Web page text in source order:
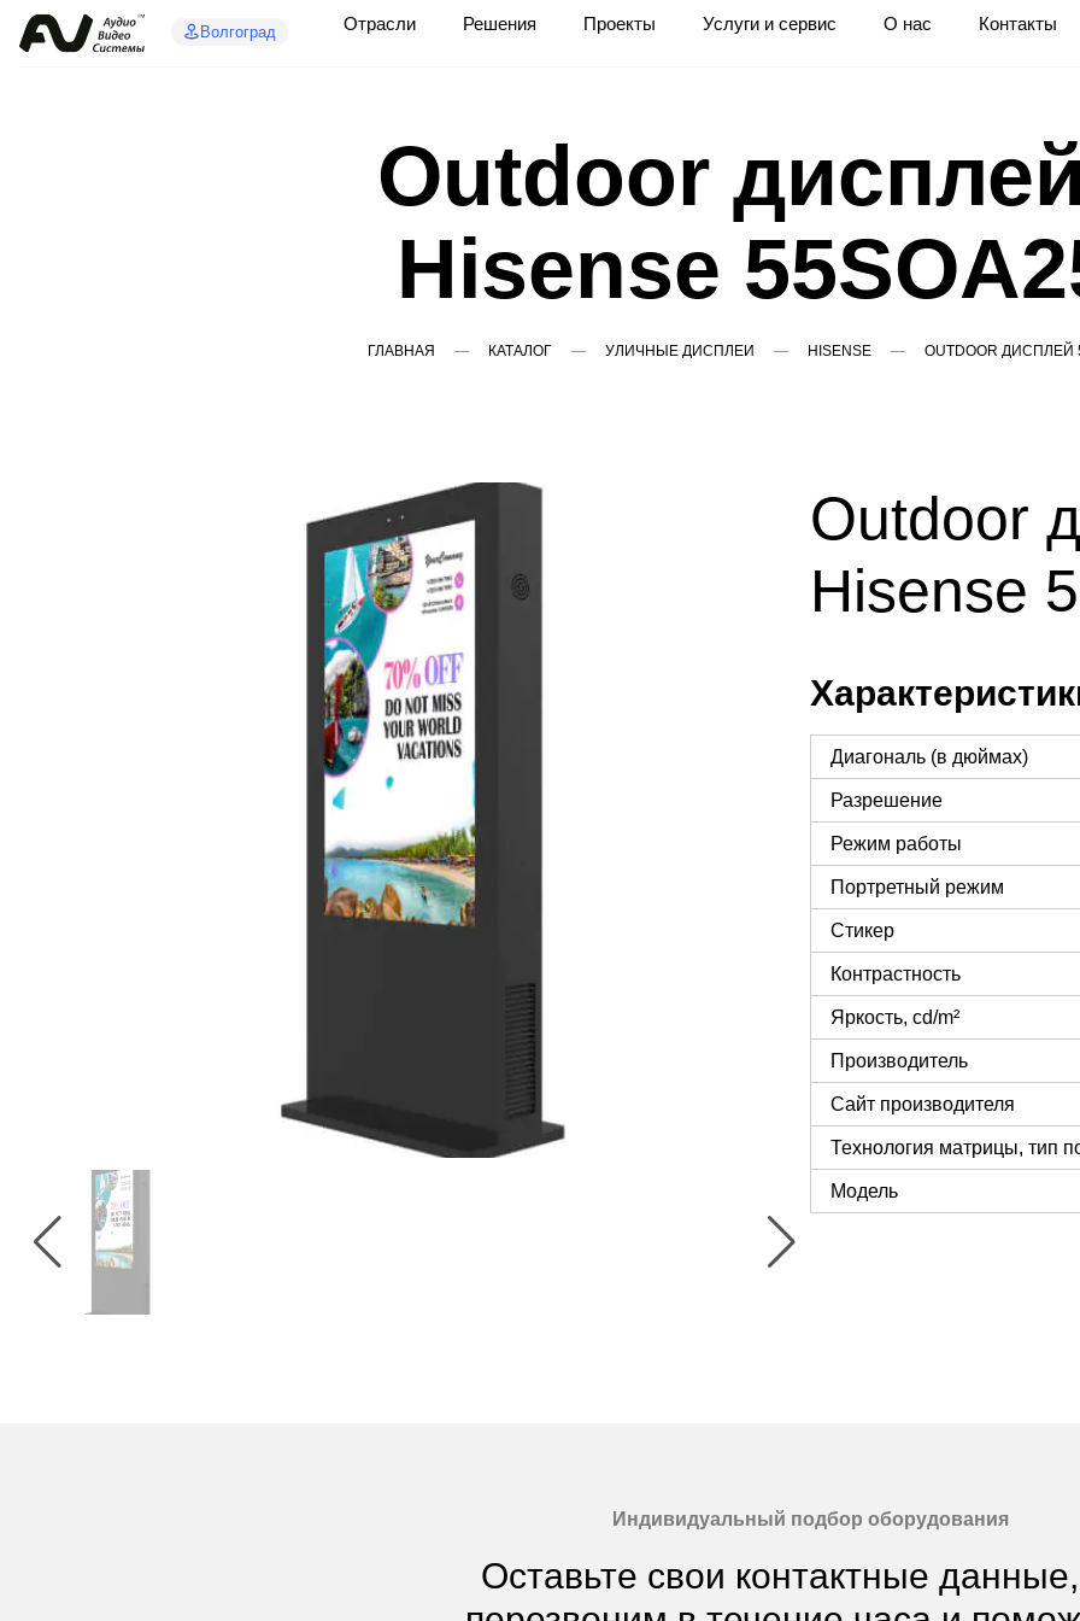
Волгоград Отрасли Решения Проекты Услуги и сервис О нас Контакты
Outdoor
Hisense
ГЛАВНАЯ КАТАЛОГ УЛИЧНЫЕ ДИСПЛЕИ HISENSE OUTDOOR ДИСПЛЕЙ
Outdoor
Hisense
Диагональ (в дюймах)
Разрешение
Режим работы
Портретный режим
Стикер
Контрастность
Яркость, cd/m²
Производитель
Сайт производителя
Технология матрицы, тип
Модель
Индивидуальный подбор оборудования
Оставьте свои контактные